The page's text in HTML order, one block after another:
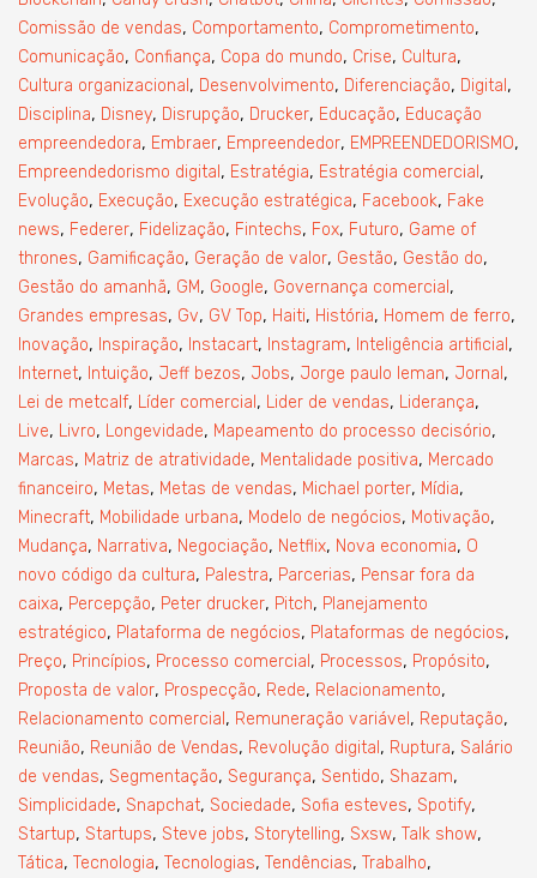
Comissão de vendas, Comportamento, Comprometimento,
Comunicação, Confiança, Copa do mundo, Crise, Cultura,
Cultura organizacional , Desenvolvimento, Diferenciação, Digital ,
Disciplina, Disney, Disrupção, Drucker, Educação, Educação
empreendedora, Embraer, Empreendedor, EMPREENDEDORISMO,
Empreendedorismo digital , Estratégia, Estratégia comercial ,
Evolução, Execução, Execução estratégica, Facebook, Fake
news, Federer, Fidelização, Fintechs, Fox, Futuro, Game of
thrones, Gamificação, Geração de valor, Gestão, Gestão do,
Gestão do amanhã, GM, Google, Governança comercial ,
Grandes empresas, Gv, GV Top, Haiti, História, Homem de ferro,
Inovação, Inspiração, Instacart, Instagram, Inteligência artificial ,
Internet, Intuição, Jeff bezos, Jobs, Jorge paulo leman, Jornal ,
Lei de metcalf, Líder comercial , Lider de vendas, Liderança,
Live, Livro, Longevidade, Mapeamento do processo decisório,
Marcas, Matriz de atratividade, Mentalidade positiva, Mercado
financeiro, Metas, Metas de vendas, Michael porter, Mídia,
Minecraft, Mobilidade urbana, Modelo de negócios, Motivação,
Mudança, Narrativa, Negociação, Netflix, Nova economia, O
novo código da cultura, Palestra, Parcerias, Pensar fora da
caixa, Percepção, Peter drucker, Pitch, Planejamento
estratégico, Plataforma de negócios, Plataformas de negócios,
Preço, Princípios, Processo comercial , Processos, Propósito,
Proposta de valor, Prospecção, Rede, Relacionamento,
Relacionamento comercial , Remuneração variável , Reputação,
Reunião, Reunião de Vendas, Revolução digital , Ruptura, Salário
de vendas, Segmentação, Segurança, Sentido, Shazam,
Simplicidade, Snapchat, Sociedade, Sofia esteves, Spotify,
Startup, Startups, Steve jobs, Storytelling, Sxsw, Talk show,
Tática, Tecnologia, Tecnologias, Tendências, Trabalho,